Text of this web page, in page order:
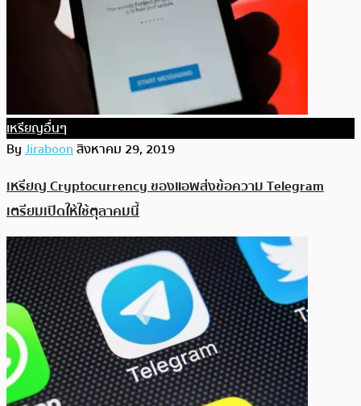
เหรียญอื่นๆ
ByJiraboonสิงหาคม 29, 2019
เหรียญ Cryptocurrency ของแอพส่งข้อความ Telegram
เตรียมเปิดให้ใช้ตุลาคมนี้